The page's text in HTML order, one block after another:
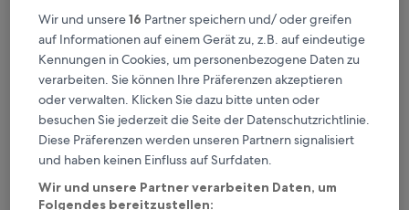
Wir und unsere16 Partner speichern und/ oder greifen
auf Informationen auf einem Gerät zu, z.B. auf eindeutige
Kennungen in Cookies, um personenbezogene Daten zu
verarbeiten. Sie können Ihre Präferenzen akzeptieren
oder verwalten. Klicken Sie dazu bitte unten oder
besuchen Sie jederzeit die Seite der Datenschutzrichtlinie.
Diese Präferenzen werden unseren Partnern signalisiert
und haben keinen Einfluss auf Surfdaten.
Wir und unsere Partner verarbeiten Daten, um
Folgendes bereitzustellen: